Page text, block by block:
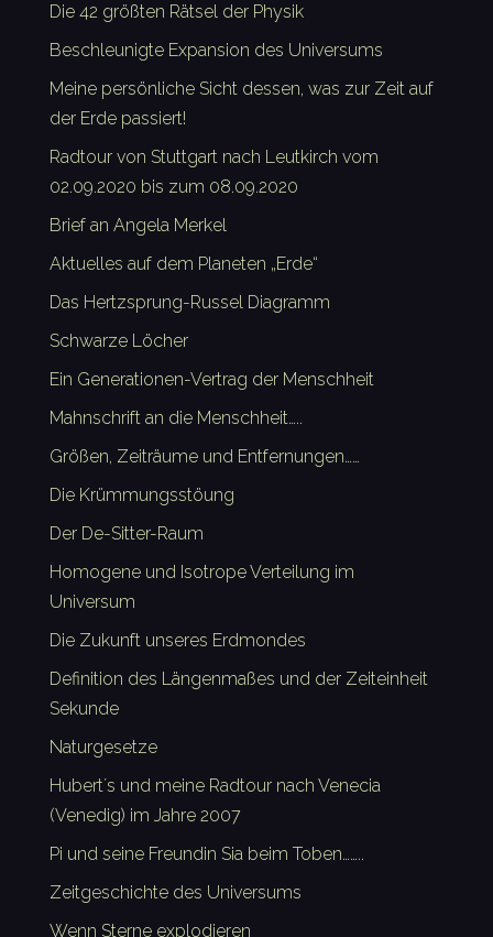
Die 42 größten Rätsel der Physik
Beschleunigte Expansion des Universums
Meine persönliche Sicht dessen, was zur Zeit auf
der Erde passiert!
Radtour von Stuttgart nach Leutkirch vom
02.09.2020 bis zum 08.09.2020
Brief an Angela Merkel
Aktuelles auf dem Planeten „Erde“
Das Hertzsprung-Russel Diagramm
Schwarze Löcher
Ein Generationen-Vertrag der Menschheit
Mahnschrift an die Menschheit…..
Größen, Zeiträume und Entfernungen……
Die Krümmungsstöung
Der De-Sitter-Raum
Homogene und Isotrope Verteilung im
Universum
Die Zukunft unseres Erdmondes
Definition des Längenmaßes und der Zeiteinheit
Sekunde
Naturgesetze
Hubert´s und meine Radtour nach Venecia
(Venedig) im Jahre 2007
Pi und seine Freundin Sia beim Toben……..
Zeitgeschichte des Universums
Wenn Sterne explodieren